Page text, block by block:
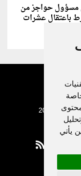
يأتي
مسؤول حواجز من
باعتقال عشرات